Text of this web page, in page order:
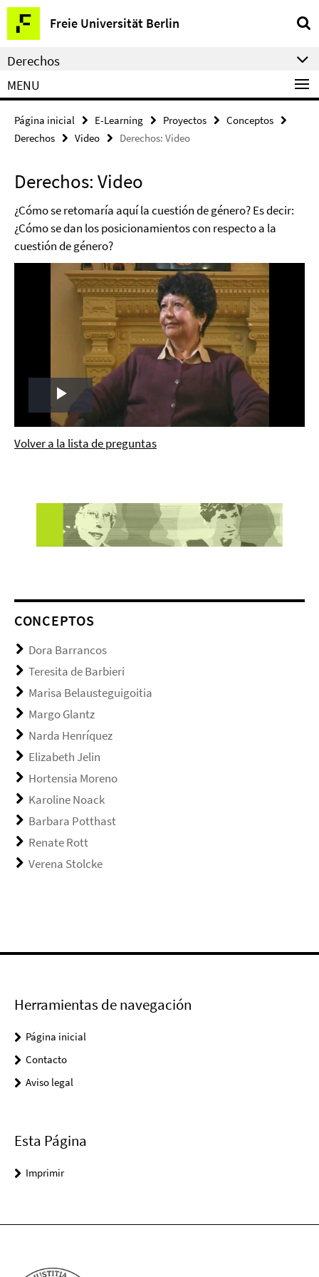
Springe
direkt
zu
Inhalt
Freie Universität Berlin
Herramientas
de
navegación
Derechos
MENU
Página inicial E-Learning Proyectos
Conceptos
Derechos
Video Derechos: Video
Derechos: Video
¿Cómo se retomaría aquí la cuestión de género? Es decir:
¿Cómo se dan los posicionamientos con respecto a la
cuestión de género?
Play
Video
Volver a la lista de preguntas
CONCEPTOS
Dora Barrancos
Teresita de Barbieri
Marisa Belausteguigoitia
Margo Glantz
Narda Henríquez
Elizabeth Jelin
Hortensia Moreno
Karoline Noack
Barbara Potthast
Renate Rott
Verena Stolcke
Herramientas de navegación
Página inicial
Contacto
Aviso legal
Esta Página
Imprimir